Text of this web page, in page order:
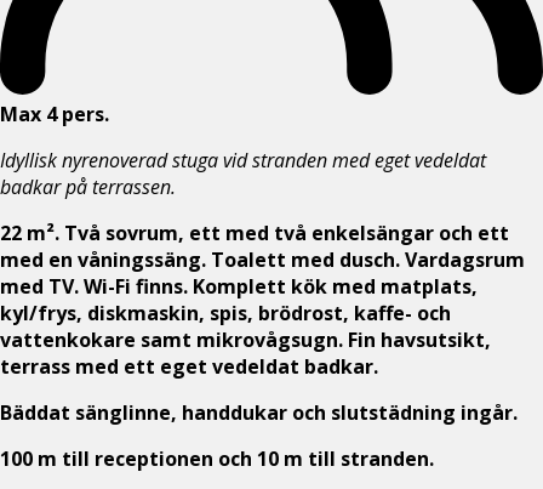
Max 4 pers.
Idyllisk nyrenoverad stuga vid stranden med eget vedeldat
badkar på terrassen.
22 m². Två sovrum, ett med två enkelsängar och ett
med en våningssäng. Toalett med dusch. Vardagsrum
med TV. Wi-Fi finns. Komplett kök med matplats,
kyl/frys, diskmaskin, spis, brödrost, kaffe- och
vattenkokare samt mikrovågsugn. Fin havsutsikt,
terrass med ett eget vedeldat badkar.
Bäddat sänglinne, handdukar och slutstädning ingår.
100 m till receptionen och 10 m till stranden.